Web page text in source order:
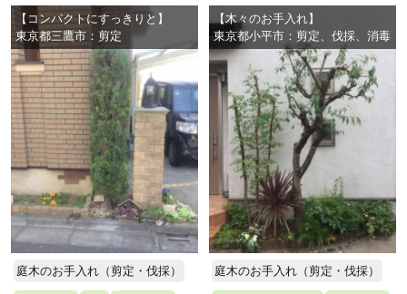
【コンパクトにすっきりと】
東京都三鷹市：剪定
庭木のお手入れ（剪定・伐採）
【木々のお手入れ】
東京都小平市：剪定、伐採、消毒
庭木のお手入れ（剪定・伐採）